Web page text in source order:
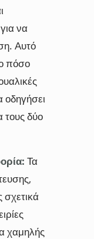
να
Αυτό
πόσο
οδηγήσει
τους δύο
Τα
σχετικά
χαμηλής